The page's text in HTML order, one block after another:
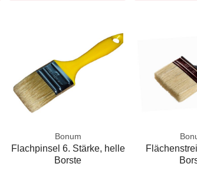
Bonum
Flachpinsel 6. Stärke, helle
Borste